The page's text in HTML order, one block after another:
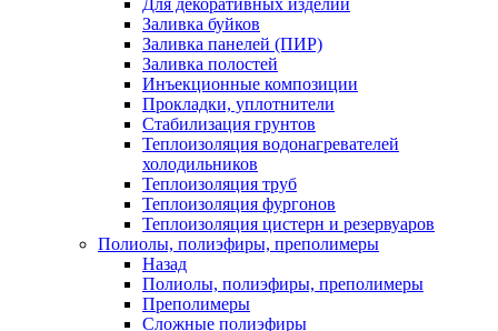
Для декоративных изделий
Заливка буйков
Заливка панелей (ПИР)
Заливка полостей
Инъекционные композиции
Прокладки, уплотнители
Стабилизация грунтов
Теплоизоляция водонагревателей
холодильников
Теплоизоляция труб
Теплоизоляция фургонов
Теплоизоляция цистерн и резервуаров
Полиолы, полиэфиры, преполимеры
Назад
Полиолы, полиэфиры, преполимеры
Преполимеры
Сложные полиэфиры